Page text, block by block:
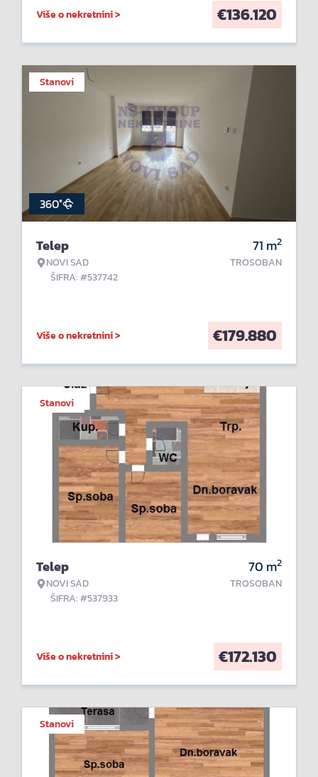
Više o nekretnini > €136.120
Stanovi
360°
Telep
NOVI SAD
ŠIFRA: #537742
71 m2
TROSOBAN
Više o nekretnini > €179.880
Stanovi
Telep
NOVI SAD
ŠIFRA: #537933
70 m2
TROSOBAN
Više o nekretnini > €172.130
Stanovi